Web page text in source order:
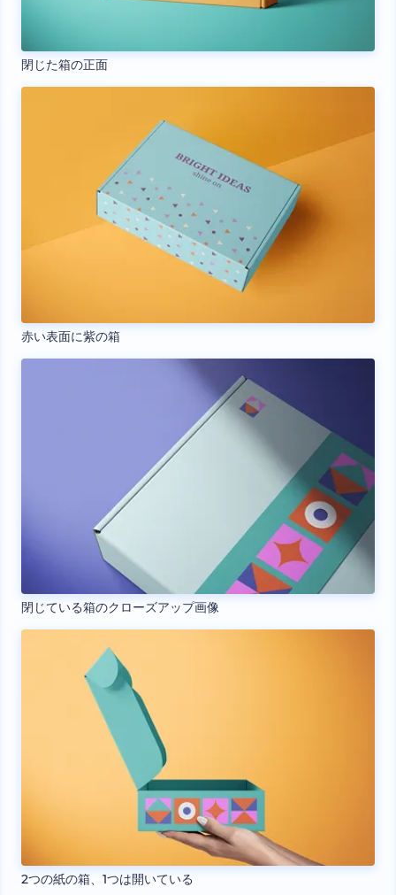
閉じた箱の正面
赤い表面に紫の箱
閉じている箱のクローズアップ画像
2つの紙の箱、1つは開いている